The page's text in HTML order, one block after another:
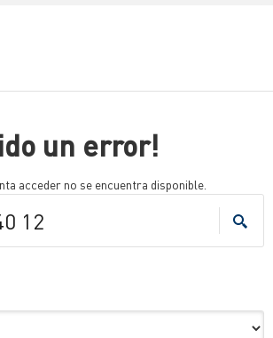
un error!
acceder no se encuentra disponible.